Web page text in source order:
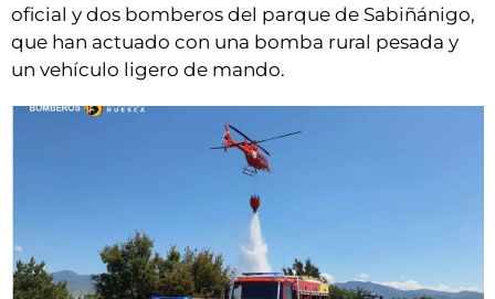
oficial y dos bomberos del parque de Sabiñánigo,
que han actuado con una bomba rural pesada y
un vehículo ligero de mando.